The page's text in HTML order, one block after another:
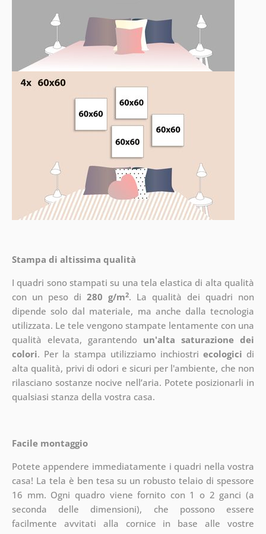
Stampa di altissima qualità
I quadri sono stampati su una tela elastica di alta qualità
con un peso di 280 g/m2. La qualità dei quadri non
dipende solo dal materiale, ma anche dalla tecnologia
utilizzata. Le tele vengono stampate lentamente con una
qualità elevata, garantendo un'alta saturazione dei
colori. Per la stampa utilizziamo inchiostriecologici di
alta qualità, privi di odori e sicuri per l'ambiente, che non
rilasciano sostanze nocive nell’aria. Potete posizionarli in
qualsiasi stanza della vostra casa.
Facile montaggio
Potete appendere immediatamente i quadri nella vostra
casa! La tela è ben tesa su un robusto telaio di spessore
16 mm. Ogni quadro viene fornito con 1 o 2 ganci (a
seconda delle dimensioni), che possono essere
facilmente avvitati alla cornice in base alle vostre